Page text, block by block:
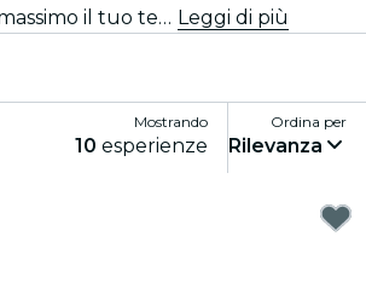
Preparati per emozionanti attività a Nizza. Dalle avventure all'aperto alle esperienze culturali, scopri i modi migliori per sfruttare al massimo il tuo tempo. Leggi di più
Mostrando
10 esperienze
Ordina per
Rilevanza